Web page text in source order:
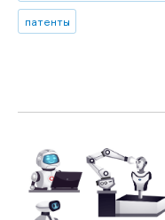
патенты